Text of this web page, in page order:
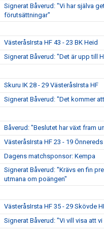
Signerat Båverud: "Vi har själva
förutsättningar"
VästeråsIrsta HF 43 - 23 BK Heid
Signerat Båverud: "Det är upp till
Skuru IK 28 - 29 VästeråsIrsta HF
Signerat Båverud: "Det kommer
Båverud: "Beslutet har växt fram
VästeråsIrsta HF 23 - 19 Önnereds
Dagens matchsponsor: Kempa
Signerat Båverud: "Krävs en fin
utmana om poängen"
VästeråsIrsta HF 35 - 29 Skövde
Signerat Båverud: "Vi vill visa att